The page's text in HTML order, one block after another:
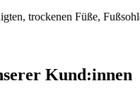
trockenen Füße,
Kund:innen